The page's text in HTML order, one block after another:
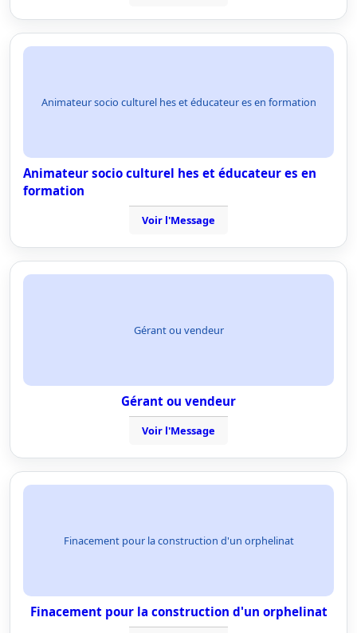
Animateur socio culturel hes et éducateur es en formation
Animateur socio culturel hes et éducateur es en
formation
Voir l'Message
Gérant ou vendeur
Gérant ou vendeur
Voir l'Message
Finacement pour la construction d'un orphelinat
Finacement pour la construction d'un orphelinat